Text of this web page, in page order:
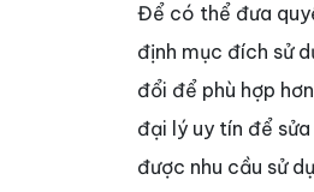
Để có thể đưa
định mục đích sử
đổi để phù hợp
đại lý uy tín để
được nhu cầu sử